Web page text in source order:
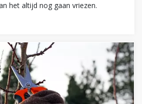
het altijd nog gaan vriezen.